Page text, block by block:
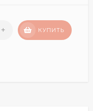
+ КУПИТЬ